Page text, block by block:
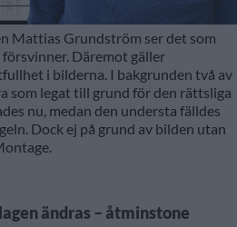
Mattias Grundström ser det som
Däremot gäller
i bilderna. I bakgrunden två av
som legat till grund för den rättsliga
nu, medan den understa fälldes
Dock ej på grund av bilden utan
ändras – åtminstone